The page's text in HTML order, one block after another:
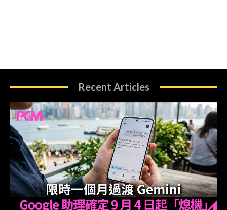
Recent Articles